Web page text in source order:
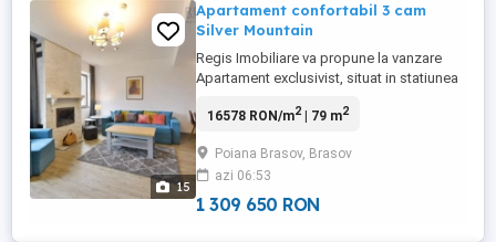
15
Apartament confortabil 3 cam
Silver Mountain
Regis Imobiliare va propune la vanzare
Apartament exclusivist, situat in statiunea
rezidential Silver Mountain. Resortul
piscina interioara, piscina exterioara
infinity incalzita, sauna umeda si uscata),
restaurant, club si 2 ...
16578 RON/m2| 79 m2
Poiana Brasov, Brasov
azi 06:53
1 309 650 RON